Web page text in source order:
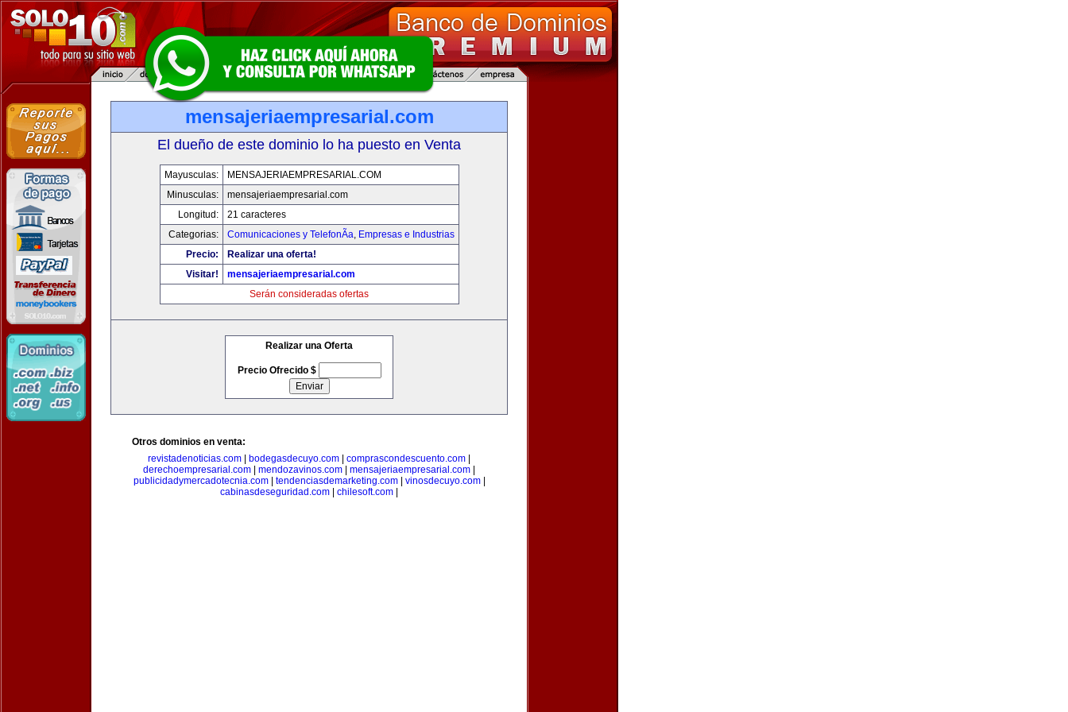
mensajeriaempresarial.com
El dueño de este dominio lo ha puesto en Venta
Mayusculas:
MENSAJERIAEMPRESARIAL.COM
Minusculas:
mensajeriaempresarial.com
Longitud:
21 caracteres
Categorias:
Comunicaciones y TelefonÃ­a, Empresas e Industrias
Precio:
Realizar una oferta!
Visitar!
mensajeriaempresarial.com
Serán consideradas ofertas
Realizar una Oferta
Precio Ofrecido $
Otros dominios en venta:
revistadenoticias.com
bodegasdecuyo.com comprascondescuento.com
derechoempresarial.com
mendozavinos.com mensajeriaempresarial.com
publicidadymercadotecnia.com| tendenciasdemarketing.com| vinosdecuyo.com|
cabinasdeseguridad.com
chilesoft.com